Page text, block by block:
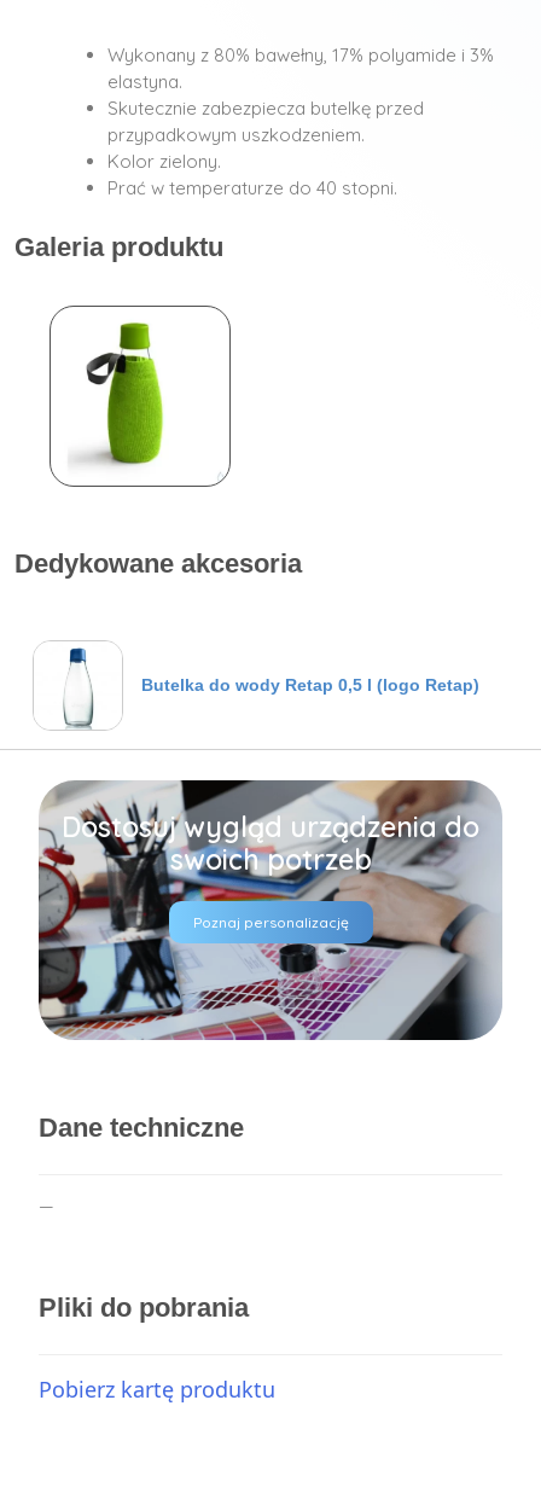
Wykonany z 80% bawełny, 17% polyamide i 3%
elastyna.
Skutecznie zabezpiecza butelkę przed
przypadkowym uszkodzeniem.
Kolor zielony.
Prać w temperaturze do 40 stopni.
Galeria produktu
Dedykowane akcesoria
Butelka do wody Retap 0,5 l (logo Retap)
Dostosuj wygląd urządzenia do
swoich potrzeb
Poznaj personalizację
Dane techniczne
—
Pliki do pobrania
Pobierz kartę produktu